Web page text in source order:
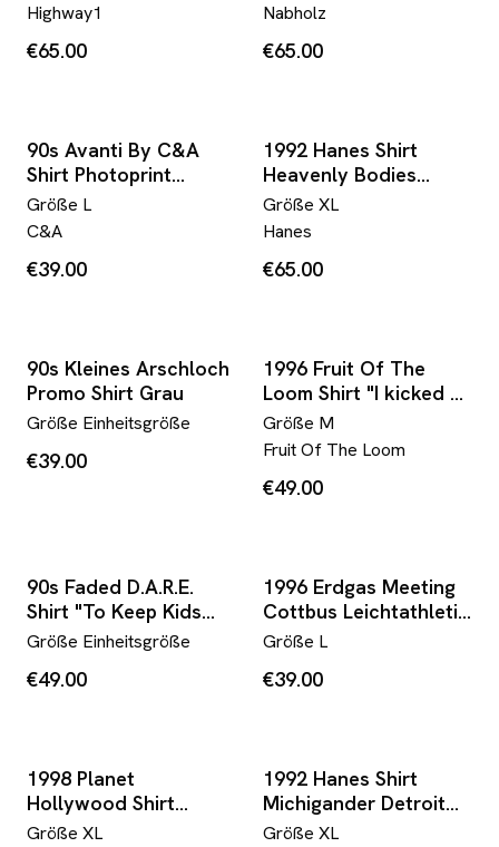
Highway1
€65.00
Nabholz
€65.00
90s Avanti By C&A
Shirt Photoprint
Gestreift Grün
Größe L
C&A
€39.00
1992 Hanes Shirt
Heavenly Bodies
Double-Sided Star
Map Glow In The Dark
Größe XL
Hanes
€65.00
90s Kleines Arschloch
Promo Shirt Grau
Größe Einheitsgröße
€39.00
1996 Fruit Of The
Loom Shirt "I kicked up
my heels at Larry's"
Grün
Größe M
Fruit Of The Loom
€49.00
90s Faded D.A.R.E.
Shirt "To Keep Kids
Off Drugs" McLaren
Größe Einheitsgröße
€49.00
1996 Erdgas Meeting
Cottbus Leichtathletik
Double Sided Shirt
Größe L
€39.00
1998 Planet
Hollywood Shirt
Disneyland Paris Weiß
Größe XL
1992 Hanes Shirt
Michigander Detroit
Free Press Gelb
Größe XL